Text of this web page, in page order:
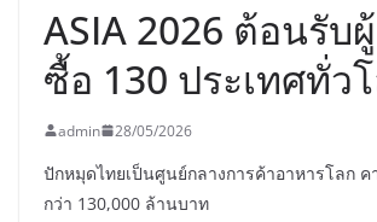
ASIA 2026 ต้อนรับผู้
ซื้อ 130 ประเทศทั่ว
admin 28/05/2026
ปักหมุดไทยเป็นศูนย์กลางการค้าอาหารโลก ค
กว่า 130,000 ล้านบาท